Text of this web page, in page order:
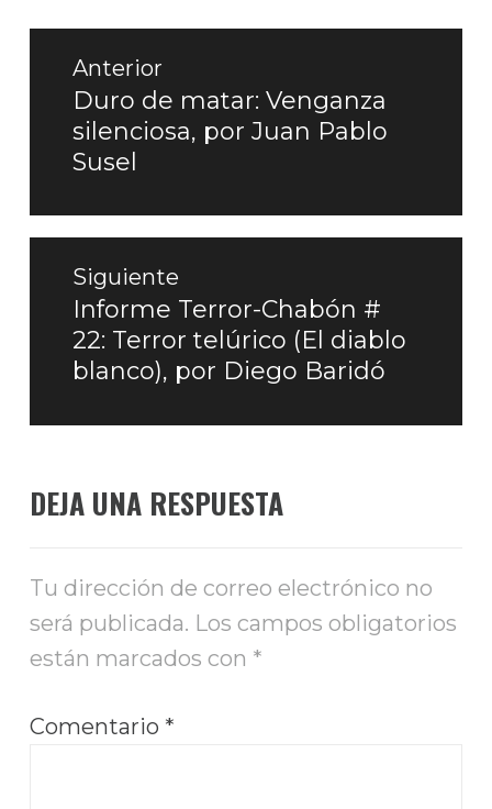
Navegación
entradas
Anterior
Entrada
anterior:
Duro de matar: Venganza
silenciosa, por Juan Pablo
Susel
Siguiente
Entrada
siguiente:
Informe Terror-Chabón #
22: Terror telúrico (El diablo
blanco), por Diego Baridó
DEJA UNA RESPUESTA
Tu dirección de correo electrónico no
será publicada. Los campos obligatorios
están marcados con *
Comentario *